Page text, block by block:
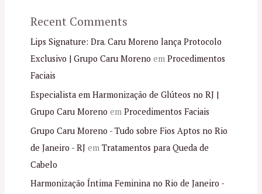
Recent Comments
Lips Signature: Dra. Caru Moreno lança Protocolo
Exclusivo | Grupo Caru Moreno em Procedimentos
Faciais
Especialista em Harmonização de Glúteos no RJ |
Grupo Caru Moreno em Procedimentos Faciais
Grupo Caru Moreno - Tudo sobre Fios Aptos no Rio
de Janeiro - RJem Tratamentos para Queda de
Cabelo
Harmonização Íntima Feminina no Rio de Janeiro -